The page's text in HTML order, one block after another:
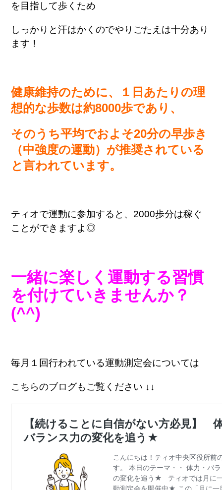
を目指して歩くため
しっかりと汗はかくのでやりごたえは十分あり
ます！
健康維持のために、１日あたりの理
想的な歩数は約8000歩であり、
そのうち平均でおよそ20分の早歩き
（中強度の運動）が推奨されている
と言われています。
ティオで運動に参加すると、2000歩分は稼ぐ
ことができますよ◎
一緒に楽しく運動する習慣
を付けていきませんか？
(^^)
毎月１回行われている運動測定会については
こちらのブログもご覧ください ↓↓